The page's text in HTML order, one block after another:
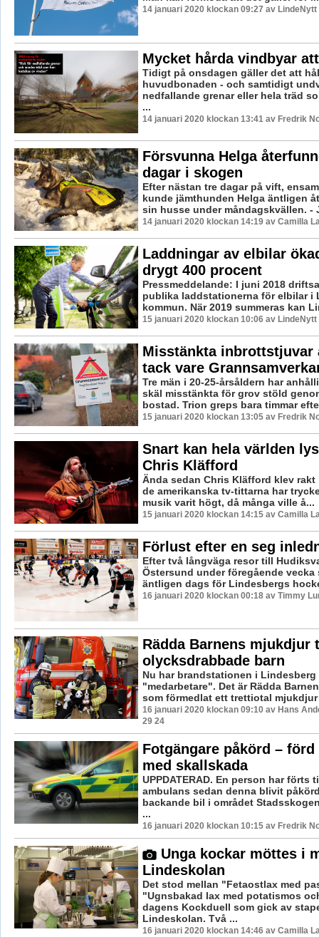
14 januari 2020 klockan 09:27 av LindeNytt
Mycket hårda vindbyar
Tidigt på onsdagen gäller det att
huvudbonaden - och samtidigt
nedfallande grenar eller hela träd
...
14 januari 2020 klockan 13:41 av Fredrik
Försvunna Helga
dagar i skogen
Efter nästan tre dagar på vift,
kunde jämthunden Helga äntligen
sin husse under måndagskvällen. -
14 januari 2020 klockan 14:19 av Camilla
Laddningar av elbilar
drygt 400 procent
Pressmeddelande: I juni 2018
publika laddstationerna för elbilar i
kommun. När 2019 summeras kan
15 januari 2020 klockan 10:06 av LindeNytt
Misstänkta inbrottstjuvar
tack vare
Tre män i 20-25-årsåldern har
skäl misstänkta för grov stöld
bostad. Trion greps bara timmar
15 januari 2020 klockan 13:05 av Fredrik
Snart kan hela världen
Chris Kläfford
Ända sedan Chris Kläfford klev
de amerikanska tv-tittarna har
musik varit högt, då många ville å...
15 januari 2020 klockan 14:15 av Camilla
Förlust efter en seg
Efter två långväga resor till
Östersund under föregående vecka
äntligen dags för Lindesbergs
16 januari 2020 klockan 00:18 av Timmy
Rädda Barnens mjukdjur
olycksdrabbade barn
Nu har brandstationen i Lindesberg
"medarbetare". Det är Rädda
som förmedlat ett trettiotal mjukdjur
16 januari 2020 klockan 09:10 av Hans
29 24
Fotgängare påkörd –
med skallskada
UPPDATERAD. En person har förts
ambulans sedan denna blivit
backande bil i området
...
16 januari 2020 klockan 10:15 av Fredrik
Unga kockar möttes i
Lindeskolan
Det stod mellan "Fetaostlax med
"Ugnsbakad lax med potatismos
dagens Kockduell som gick av
Lindeskolan. Två ...
16 januari 2020 klockan 14:46 av Camilla